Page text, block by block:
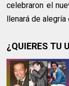
celebraron el
llenará de alegría
¿QUIERES TU